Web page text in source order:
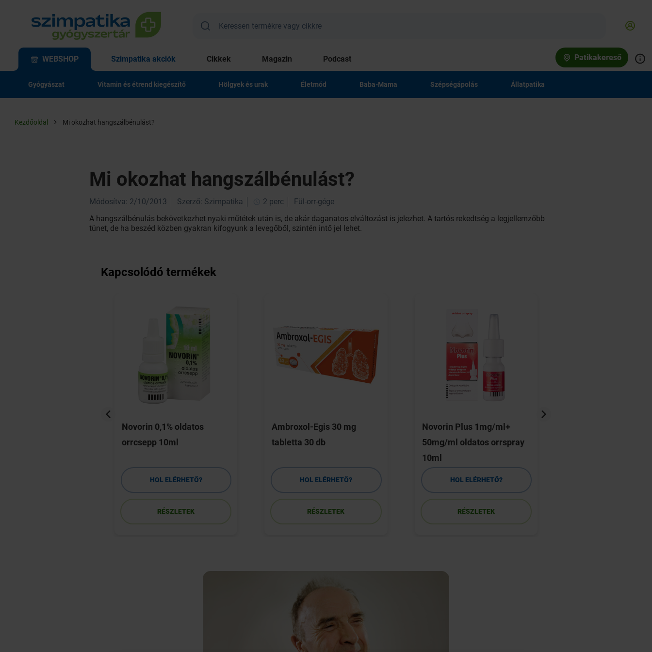
WEBSHOP Szimpatika akciók Cikkek Magazin Podcast Patikakereső
Gyógyászat Vitamin és étrend kiegészítő Hölgyek és urak Életmód Baba-Mama Szépségápolás Állatpatika
Kezdőoldal Mi okozhat hangszálbénulást?
Mi okozhat hangszálbénulást?
Módosítva: 2/10/2013 Szerző: Szimpatika 2 perc
Fül-orr-gége
A hangszálbénulás bekövetkezhet nyaki műtétek után is, de akár daganatos elváltozást is jelezhet. A tartós rekedtség a legjellemzőbb
tünet, de ha beszéd közben gyakran kifogyunk a levegőből, szintén intő jel lehet.
Kapcsolódó termékek
Novorin 0,1% oldatos
orrcsepp 10ml
HOL ELÉRHETŐ?
RÉSZLETEK
Ambroxol-Egis 30 mg
tabletta 30 db
HOL ELÉRHETŐ?
RÉSZLETEK
Novorin Plus 1mg/ml+
50mg/ml oldatos orrspray
10ml
HOL ELÉRHETŐ?
RÉSZLETEK